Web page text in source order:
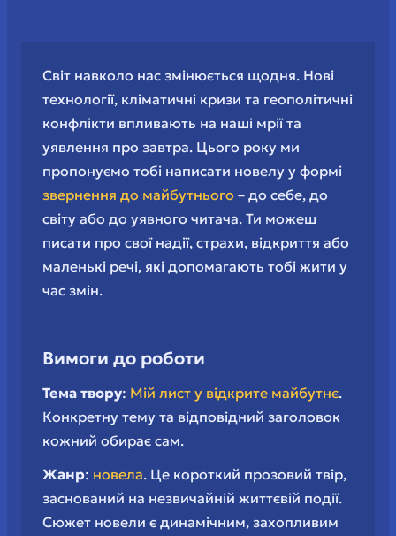
Світ навколо нас змінюється щодня. Нові
технології, кліматичні кризи та геополітичні
конфлікти впливають на наші мрії та
уявлення про завтра. Цього року ми
пропонуємо тобі написати новелу у формі
звернення до майбутнього – до себе, до
світу або до уявного читача. Ти можеш
писати про свої надії, страхи, відкриття або
маленькі речі, які допомагають тобі жити у
час змін.
Вимоги до роботи
Тема твору: Мій лист у відкрите майбутнє.
Конкретну тему та відповідний заголовок
кожний обирає сам.
Жанр: новела. Це короткий прозовий твір,
заснований на незвичайній життєвій події.
Сюжет новели є динамічним, захопливим